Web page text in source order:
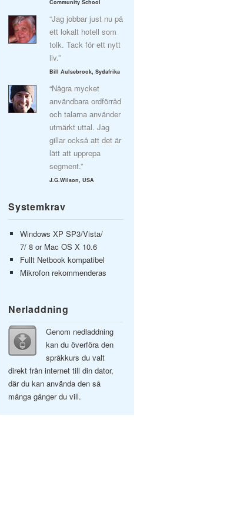
Community School
“Jag jobbar just nu på
ett lokalt hotell som
tolk. Tack för ett nytt
liv.”
Bill Aulsebrook, Sydafrika
“Några mycket
användbara ordförråd
och talarna använder
utmärkt uttal. Jag
gillar också att det är
lätt att upprepa
segment.”
J.G.Wilson, USA
Systemkrav
Windows XP SP3/Vista/
7/ 8 or Mac OS X 10.6
Fullt Netbook kompatibel
Mikrofon rekommenderas
Nerladdning
Genom nedladdning
kan du överföra den
språkkurs du valt
direkt från internet till din dator,
där du kan använda den så
många gånger du vill.